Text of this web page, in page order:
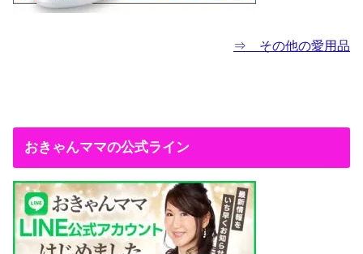
⇒ その他の愛用品
おきゃんママの公式ライン